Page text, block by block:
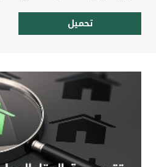
تحميل